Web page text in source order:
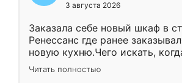
3 августа 2026
Заказала себе новый шкаф в
Ренессанс где ранее
новую кухню.Чего искать,
вполне довольна. Служит
два года, нареканий нет.
Читать полностью